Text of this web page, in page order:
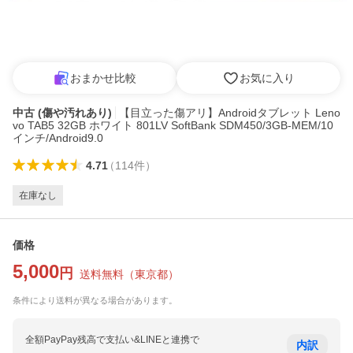
おまかせ比較 お気に入り
中古 (傷や汚れあり)
【目立った傷アリ】Androidタブレット Leno
vo TAB5 32GB ホワイト 801LV SoftBank SDM450/3GB-MEM/10
インチ/Android9.0
4.71（114件）
在庫なし
価格
5,000 円 送料無料 （東京都）
条件により送料が異なる場合があります。
全額PayPay残高で支払い&LINEと連携で 内訳